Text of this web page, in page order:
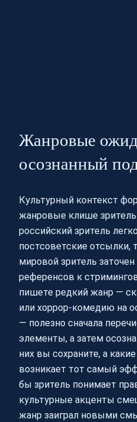
Жанровые
осознанный
Культурный контекст
жанровые клише
российский зритель
постсоветские отсылки,
мировой зритель
референсов к
пишете редкий жанр —
или хоррор-комедию на
— полезно сначала
элементы, а затем
них вы сохраните, а
возникает тот самый
бы зритель понимает
культурные акценты
жанр заиграл новыми